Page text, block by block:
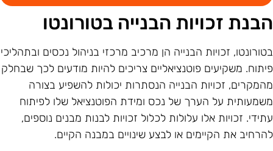
זכויות הבנייה בטורונטו
זכויות הבנייה הן מרכיב מרכזי בניהול נכסים ובתהליכי
משקיעים פוטנציאליים צריכים להיות מודעים לכך שבחלק
זכויות הבנייה הנסתרות יכולות להשפיע בצורה
על הערך של נכס ומידת הפוטנציאל שלו לפיתוח
זכויות אלו עלולות לכלול זכויות לבנות מבנים נוספים,
את הקיימים או לבצע שינויים במבנה הקיים.